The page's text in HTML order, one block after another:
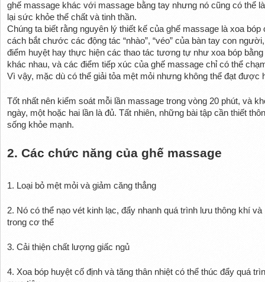
ghế massage khác với massage bằng tay nhưng nó cũng có thể
lại sức khỏe thể chất và tinh thần.
Chúng ta biết rằng nguyên lý thiết kế của ghế massage là xoa
cách bắt chước các động tác “nhào”, “véo” của bàn tay con
điểm huyệt hay thực hiện các thao tác tương tự như xoa bóp
khác nhau, và các điểm tiếp xúc của ghế massage chỉ có thể
Vì vậy, mặc dù có thể giải tỏa mệt mỏi nhưng không thể đạt được
Tốt nhất nên kiểm soát mỗi lần massage trong vòng 20 phút, và
ngày, một hoặc hai lần là đủ. Tất nhiên, những bài tập cần thiết
sống khỏe mạnh.
2. Các chức năng của ghế massage
1. Loại bỏ mệt mỏi và giảm căng thẳng
2. Nó có thể nạo vét kinh lạc, đẩy nhanh quá trình lưu thông khí
trong cơ thể
3. Cải thiện chất lượng giấc ngủ
4. Xoa bóp huyệt cố định và tăng thân nhiệt có thể thúc đẩy quá